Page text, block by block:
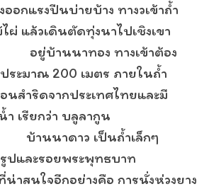
อกแรงปีนบ่ายบ้าง ทางวเข้าถ้ำ
ผ่ แล้วเดินตัดทุ่งนาไปเชิงเขา
นนาทอง ทางเข้าต้อง
ะมาณ 200 เมตร ภายในถ้ำ
สำริดจากประเทศไทยและมี
เรียกว่า บลูลากูน
าดาว เป็นถ้ำเล็กๆ
ปและรอยพระพุทธบาท
ใจอีกอย่างคือ การนั่งห่วงยาง